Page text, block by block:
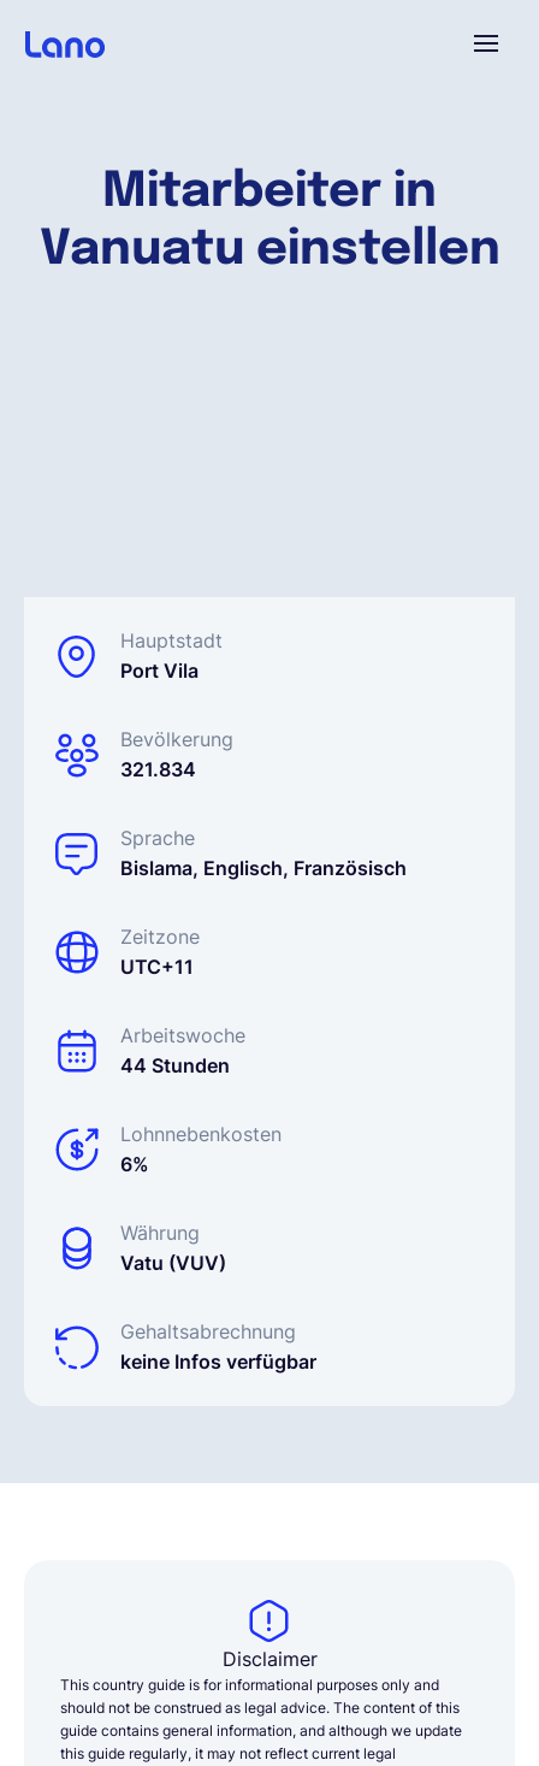
Mitarbeiter in
Vanuatu einstellen
Hauptstadt
Port Vila
Bevölkerung
321.834
Sprache
Bislama, Englisch, Französisch
Zeitzone
UTC+11
Arbeitswoche
44 Stunden
Lohnnebenkosten
6%
Währung
Vatu (VUV)
Gehaltsabrechnung
keine Infos verfügbar
Warum Lano?
EOR & Payroll
Contractor Management
Disclaimer
This country guide is for informational purposes only and
should not be construed as legal advice. The content of this
guide contains general information, and although we update
this guide regularly, it may not reflect current legal